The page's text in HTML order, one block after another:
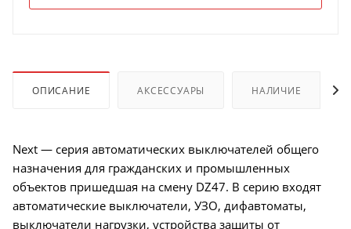
ОПИСАНИЕ АКСЕССУАРЫ НАЛИЧИЕ
Next — серия автоматических выключателей общего
назначения для гражданских и промышленных
объектов пришедшая на смену DZ47. В серию входят
автоматические выключатели, УЗО, дифавтоматы,
выключатели нагрузки, устройства защиты от